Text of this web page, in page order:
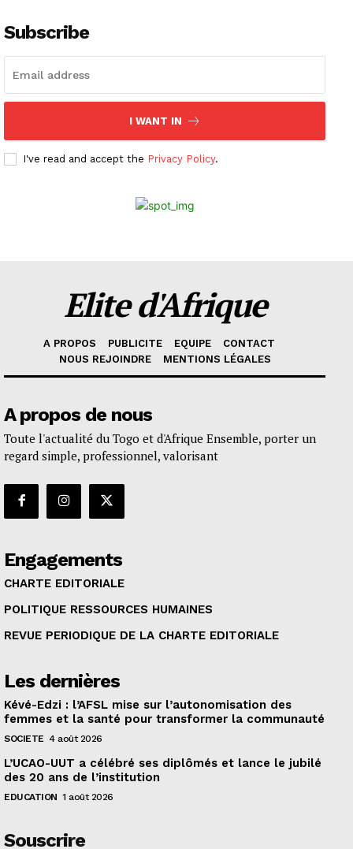
Subscribe
I WANT IN
I've read and accept the Privacy Policy.
Elite d'Afrique
A PROPOS PUBLICITE EQUIPE
CONTACT
NOUS REJOINDRE
MENTIONS LÉGALES
A propos de nous
Toute l'actualité du Togo et d'Afrique Ensemble, porter un
regard simple, professionnel, valorisant
Engagements
CHARTE EDITORIALE
POLITIQUE RESSOURCES HUMAINES
REVUE PERIODIQUE DE LA CHARTE EDITORIALE
Les dernières
Kévé-Edzi : l’AFSL mise sur l’autonomisation des
femmes et la santé pour transformer la communauté
SOCIETE 4 août 2026
L’UCAO-UUT a célébré ses diplômés et lance le jubilé
des 20 ans de l’institution
EDUCATION 1 août 2026
Souscrire